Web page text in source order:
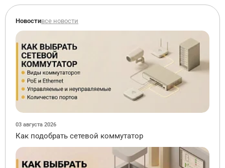
Новостивсе новости
03 августа 2026
Как подобрать сетевой коммутатор